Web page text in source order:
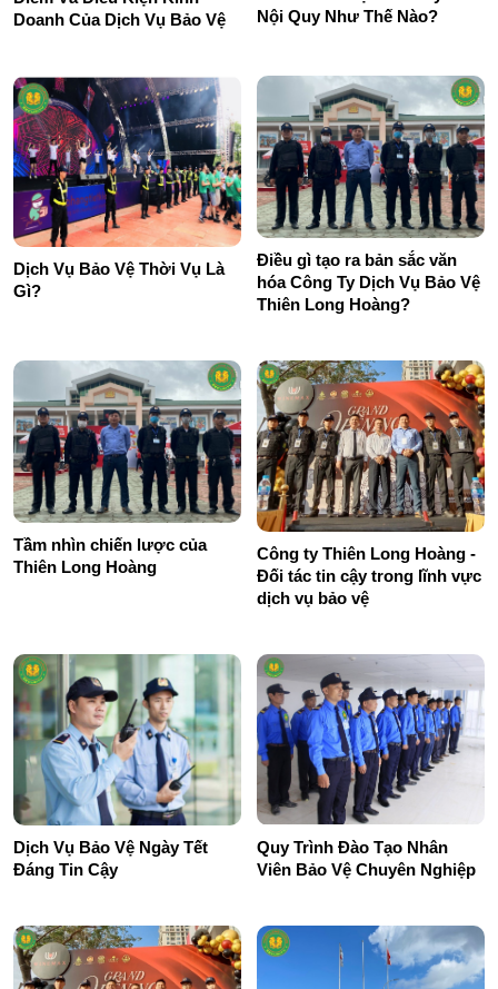
Doanh Của Dịch Vụ Bảo Vệ
Nội Quy Như Thế Nào?
Dịch Vụ Bảo Vệ Thời Vụ Là
Gì?
Điều gì tạo ra bản sắc văn
hóa Công Ty Dịch Vụ Bảo Vệ
Thiên Long Hoàng?
Tầm nhìn chiến lược của
Thiên Long Hoàng
Công ty Thiên Long Hoàng -
Đối tác tin cậy trong lĩnh vực
dịch vụ bảo vệ
Dịch Vụ Bảo Vệ Ngày Tết
Đáng Tin Cậy
Quy Trình Đào Tạo Nhân
Viên Bảo Vệ Chuyên Nghiệp